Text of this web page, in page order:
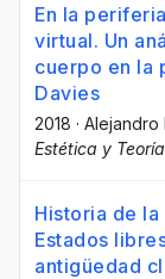
En la
virtual. Un
cuerpo en la
Davies
2018 · Alejandro
Estética y
Historia de
Estados
antigüedad